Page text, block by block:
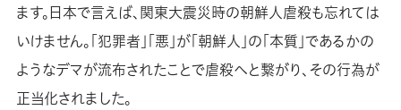
ます。日本で言えば、関東大震災時の朝鮮人虐殺も忘れては
いけません。「犯罪者」「悪」が「朝鮮人」の「本質」であるかの
ようなデマが流布されたことで虐殺へと繋がり、その行為が
正当化されました。